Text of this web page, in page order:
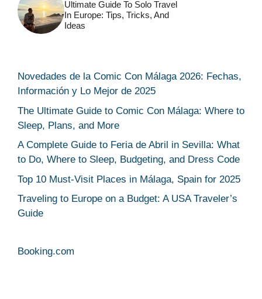
Ultimate Guide To Solo Travel
In Europe: Tips, Tricks, And
Ideas
Novedades de la Comic Con Málaga 2026: Fechas,
Información y Lo Mejor de 2025
The Ultimate Guide to Comic Con Málaga: Where to
Sleep, Plans, and More
A Complete Guide to Feria de Abril in Sevilla: What
to Do, Where to Sleep, Budgeting, and Dress Code
Top 10 Must-Visit Places in Málaga, Spain for 2025
Traveling to Europe on a Budget: A USA Traveler’s
Guide
Booking.com